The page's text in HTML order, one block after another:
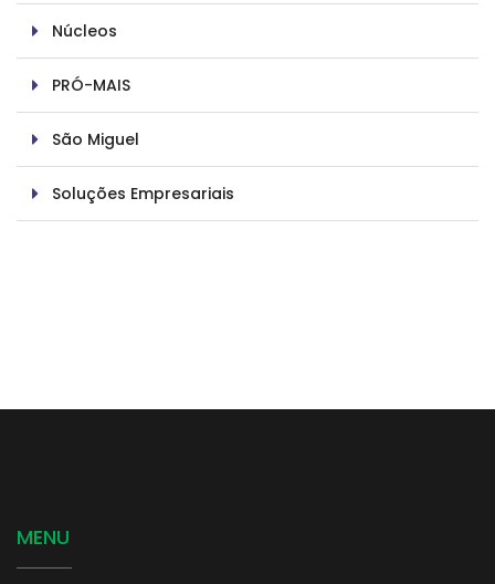
Núcleos
PRÓ-MAIS
São Miguel
Soluções Empresariais
MENU